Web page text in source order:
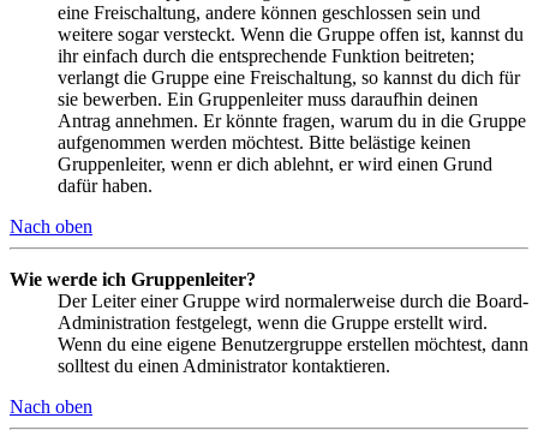
eine Freischaltung, andere können geschlossen sein und
weitere sogar versteckt. Wenn die Gruppe offen ist, kannst du
ihr einfach durch die entsprechende Funktion beitreten;
verlangt die Gruppe eine Freischaltung, so kannst du dich für
sie bewerben. Ein Gruppenleiter muss daraufhin deinen
Antrag annehmen. Er könnte fragen, warum du in die Gruppe
aufgenommen werden möchtest. Bitte belästige keinen
Gruppenleiter, wenn er dich ablehnt, er wird einen Grund
dafür haben.
Nach oben
Wie werde ich Gruppenleiter?
Der Leiter einer Gruppe wird normalerweise durch die Board-
Administration festgelegt, wenn die Gruppe erstellt wird.
Wenn du eine eigene Benutzergruppe erstellen möchtest, dann
solltest du einen Administrator kontaktieren.
Nach oben